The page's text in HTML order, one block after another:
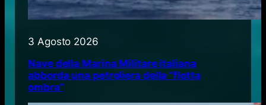
3 Agosto 2026
Nave della Marina Militare italiana
abborda una petroliera della “flotta
ombra”